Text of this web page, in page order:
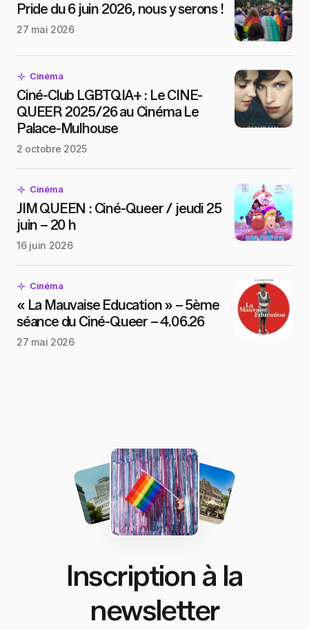
Pride du 6 juin 2026, nous y serons !
27 mai 2026
Cinéma
Ciné-Club LGBTQIA+ : Le CINE-
QUEER 2025/26 au Cinéma Le
Palace-Mulhouse
2 octobre 2025
Cinéma
JIM QUEEN : Ciné-Queer / jeudi 25
juin – 20 h
16 juin 2026
Cinéma
« La Mauvaise Education » – 5ème
séance du Ciné-Queer – 4.06.26
27 mai 2026
Inscription à la
newsletter